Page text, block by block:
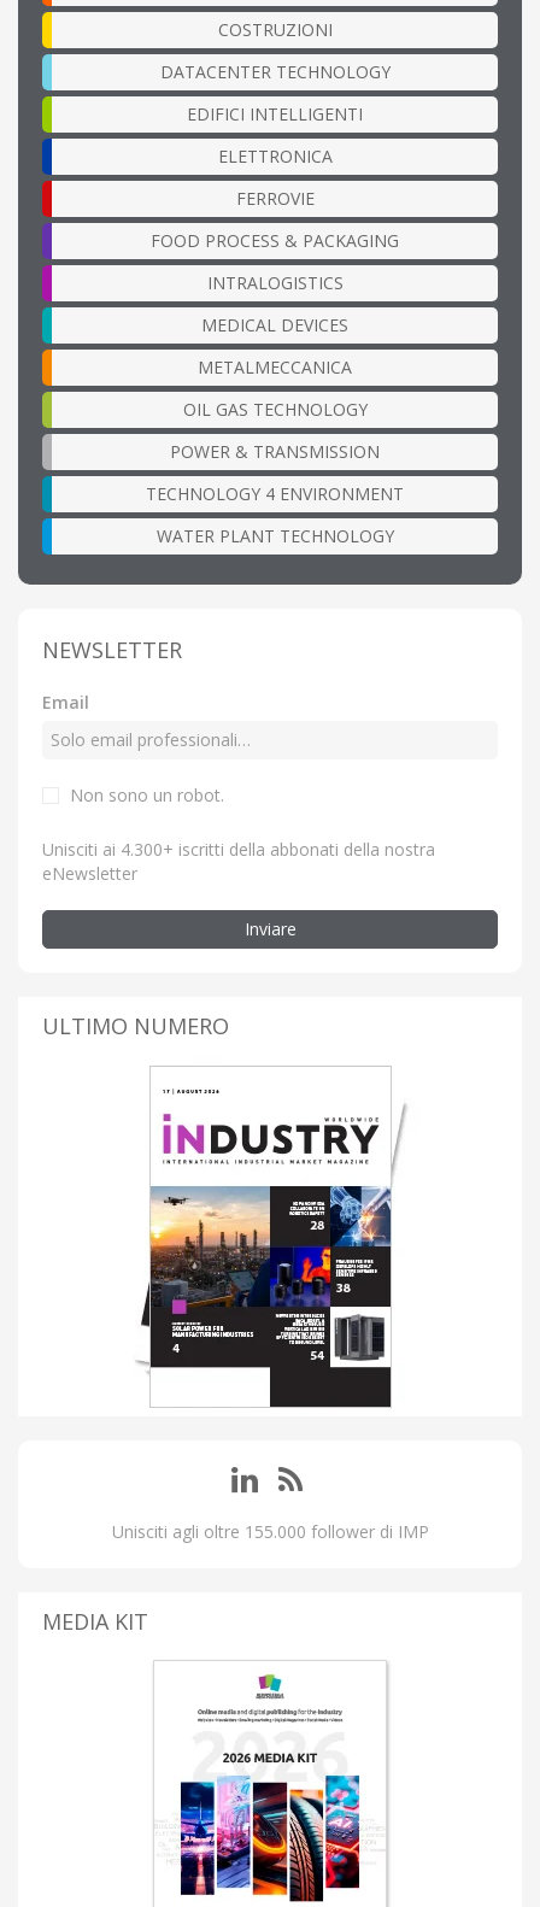
COSTRUZIONI
DATACENTER TECHNOLOGY
EDIFICI INTELLIGENTI
ELETTRONICA
FERROVIE
FOOD PROCESS & PACKAGING
INTRALOGISTICS
MEDICAL DEVICES
METALMECCANICA
OIL GAS TECHNOLOGY
POWER & TRANSMISSION
TECHNOLOGY 4 ENVIRONMENT
WATER PLANT TECHNOLOGY
NEWSLETTER
Email
Non sono un robot.
Unisciti ai 4.300+ iscritti della abbonati della nostra
eNewsletter
Inviare
ULTIMO NUMERO
Unisciti agli oltre 155.000 follower di IMP
MEDIA KIT